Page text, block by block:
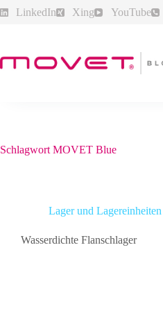
InhaltLinkedIn Xing YouTube
Schlagwort MOVET Blue
Lager und Lagereinheiten
Wasserdichte Flanschlager